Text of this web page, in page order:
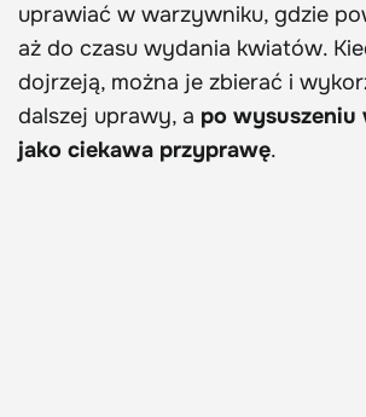
uprawiać w warzywniku, gdzie
aż do czasu wydania kwiatów.
dojrzeją, można je zbierać i
dalszej uprawy, a po
jako ciekawa przyprawę.